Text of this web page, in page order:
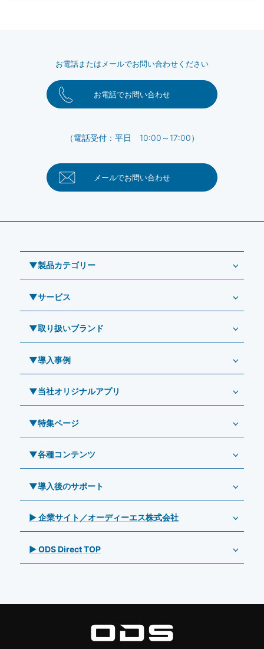
お電話またはメールでお問い合わせください
お電話でお問い合わせ
（電話受付：平日 10:00～17:00）
メールでお問い合わせ
▼製品カテゴリー
Windowsタブレット TW2A-NF9LTA
Windowsタブレット TW2A-N9LT
Windowsタブレット TW2A-E9LT
Androidタブレット TA2C-NF8
Androidタブレット TA2C-NF8BL
Androidタブレット TA2C-DR94G
Androidタブレット TA2C-M8
PTJ-MCシリーズ、PDS-MC
デジタルサイネージ
デジタルホワイトボード／電子黒板
▼サービス
CRMシステム「カイゼンコール」
リペアサービス
教育機関向けiPad修理パック
社内ヘルプデスク代行サービス
教育機関向けiPad管理運用パック
教育機関向けICT支援ソリューション
自治体向けDXソリューションサービス
▼取り扱いブランド
LG（エルジー）
PHILIPS（フィリップス）
DynaScan（ダイナスキャン）
SAMSUNG（サムスン）
Goodview（グッドビュー）
Magconn（マグコン）
▼導入事例
事例：業務用タブレット端末
事例：業務用サイネージ・プロジェクター
事例：業務用オーディオ・その他AV機器
事例：サービス
▼当社オリジナルアプリ
サポート支援アプリ「ログ送信アプリ」
▼特集ページ
>特長1：USB Type-Aポート
>特長2：microHDMIポート
>特長3：AC常時給電タイプ
>ホテル向けタブレット
>バッテリーレスタブレット
>NFCタブレット
>TA2C-NF8シリーズ紹介
▼各種コンテンツ
製品カタログ
製品写真
▼導入後のサポート
▶ 企業サイト／オーディーエス株式会社
▶ ODS Direct TOP